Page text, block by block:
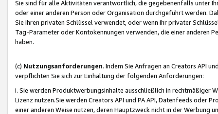
Sie sind für alle Aktivitäten verantwortlich, die gegebenenfalls unter
oder einer anderen Person oder Organisation durchgeführt werden.
Sie Ihren privaten Schlüssel verwendet, oder wenn Ihr privater
Tag-Parameter oder Kontokennungen verwenden, die einer anderen
haben.
(c) Nutzungsanforderungen. Indem Sie Anfragen an Creators API
verpflichten Sie sich zur Einhaltung der folgenden Anforderungen:
i. Sie werden Produktwerbungsinhalte ausschließlich in rechtmäßiger
Lizenz nutzen.Sie werden Creators API und PA API, Datenfeeds oder
einer anderen Weise nutzen, deren Hauptzweck nicht in der Werbung